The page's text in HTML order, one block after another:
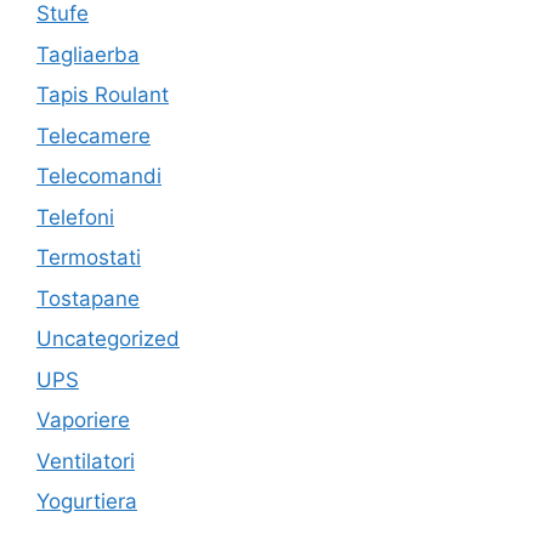
Stufe
Tagliaerba
Tapis Roulant
Telecamere
Telecomandi
Telefoni
Termostati
Tostapane
Uncategorized
UPS
Vaporiere
Ventilatori
Yogurtiera